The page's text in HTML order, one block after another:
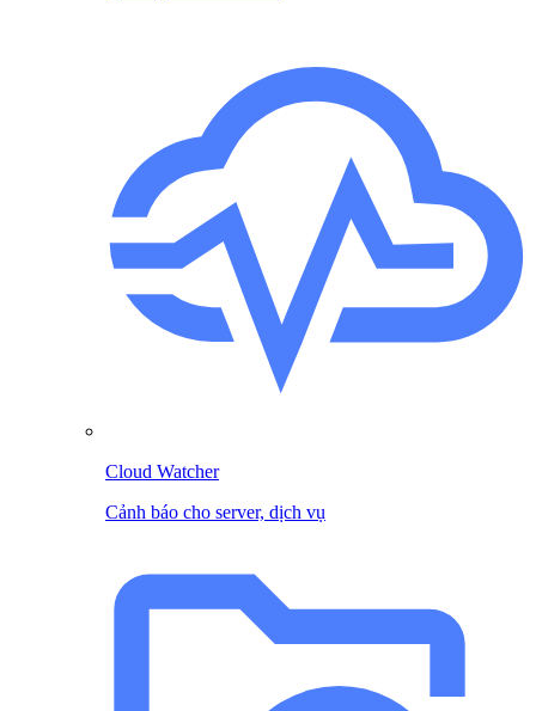
Cloud Watcher
Cảnh báo cho server, dịch vụ